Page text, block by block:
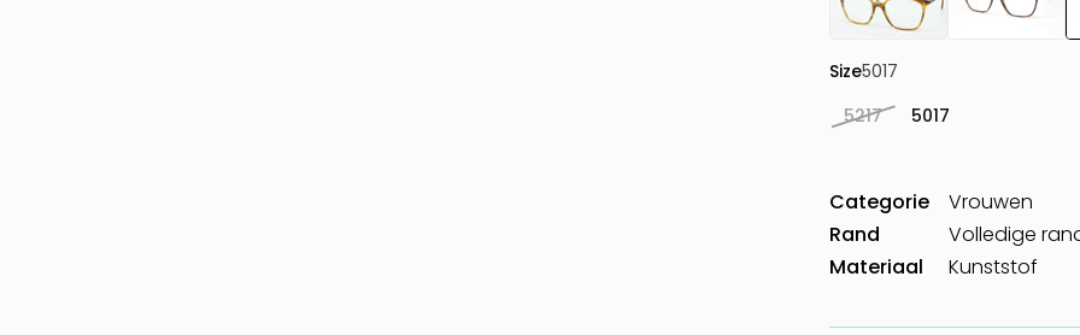
Size5017
5217
5017
Categorie
Vrouwen
Rand
Volledige
Materiaal
Kunststof